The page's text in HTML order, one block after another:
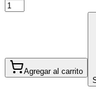
Agregar al carrito